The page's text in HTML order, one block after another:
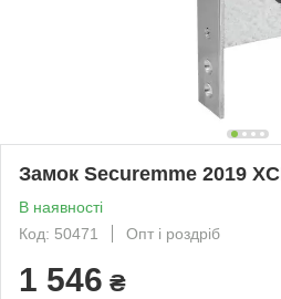
Замок Securemme 2019
В наявності
Код: 50471
Опт і роздріб
1 546 ₴